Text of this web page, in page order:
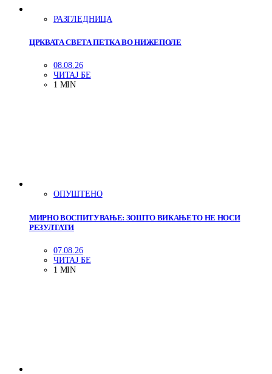
РАЗГЛЕДНИЦА
ЦРКВАТА СВЕТА ПЕТКА ВО НИЖЕПОЛЕ
08.08.26
ЧИТАЈ БЕ
1 MIN
ОПУШТЕНО
МИРНО ВОСПИТУВАЊЕ: ЗОШТО ВИКАЊЕТО НЕ НОСИ
РЕЗУЛТАТИ
07.08.26
ЧИТАЈ БЕ
1 MIN